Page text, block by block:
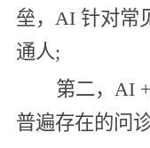
垒，AI 针对常
通人;
第二，AI
普遍存在的问